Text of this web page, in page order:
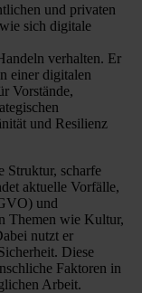
und privaten
sich digitale
verhalten. Er
einer digitalen
Vorstände,
und Resilienz
Struktur, scharfe
aktuelle Vorfälle,
und
Themen wie Kultur,
nutzt er
Diese
Faktoren in
Arbeit.